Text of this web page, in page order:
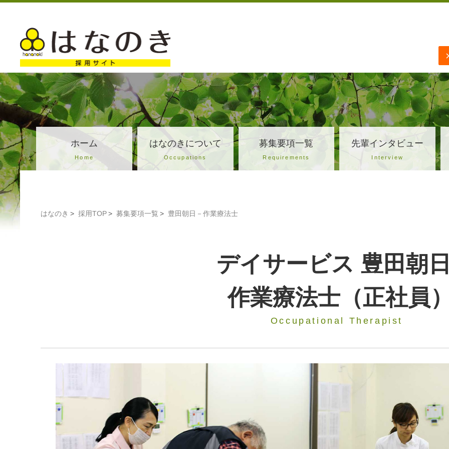
ホーム
Home
はなのきについて
Occupations
募集要項一覧
Requirements
先輩インタビュー
Interview
はなのき 採用TOP 募集要項一覧 豊田朝日－作業療法士
デイサービス 豊田朝
作業療法士（正社員
Occupational Therapist